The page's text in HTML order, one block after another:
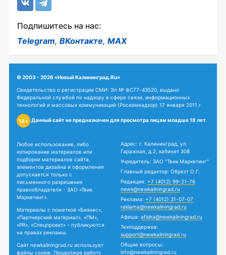
Подпишитесь на нас:
Telegram, ВКонтакте, MAX
© 2003 - 2026 «Новый Калининград.Ru»
Свидетельство о регистрации СМИ: Эл № ФС77-43520, выдано
Федеральной службой по надзору в сфере связи, информационных
технологий и массовых коммуникаций (Роскомнадзор) 17 января 2011 г.
18+ Данный сайт не предназначен для просмотра лицам младше 18 лет.
Любое использование, либо
копирование материалов или
подборки материалов сайта,
элементов дизайна и оформления
допускается только с
письменного разрешения
правообладателя - ЗАО «Твик
Маркетинг».
Материалы с пометкой «Бизнес»,
«Партнерский материал», «ПМ»,
«PR», «Спецпроект» - публикуются
на правах рекламы.
Сайт newkaliningrad.ru использует
файлы cookie. Продолжая работу
Адрес: г. Калининград, ул.
Гаражная, д.2, кабинет 308
Учредитель: ЗАО "Твик Маркетинг"
Главный редактор: Обрехт О.Г.
Редакция: +7 (4012) 99-21-76
news@newkaliningrad.ru
Реклама: +7 (4012) 31-07-07
reklama@newkaliningrad.ru
Афиша: afisha@newkaliningrad.ru
Техподдержка:
support@newkaliningrad.ru
Общие вопросы:
info@newkaliningrad.ru